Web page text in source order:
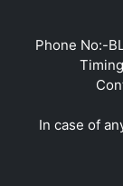
Phone No:-
In case of